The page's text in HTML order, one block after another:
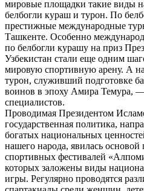
мировые площадки такие виды
белбогли кураш и турон. По
престижные международные
Ташкенте. Особенно
по белбогли курашу на приз
Узбекистан стали еще одним
мировую спортивную арену. А
турон, служивший подготовке
воинов в эпоху Амира Темура,
специалистов.
Проводимая Президентом
государственная политика,
богатых национальных
нашего народа, явилась
спортивных фестивалей
которых заложены виды
игры. Регулярно проводятся